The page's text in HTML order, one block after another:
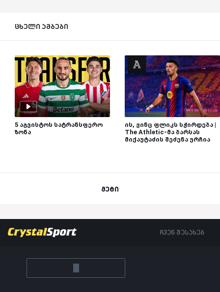
ცხელი ამბები
5 აგვისტოს სატრანსფერო
ზონა
ის, ვინც ფლიკს სჭირდება |
The Athletic-მა ბარსას
მიქაუტაძის შეძენა ურჩია
მეტი
ჩვენ შესახებ